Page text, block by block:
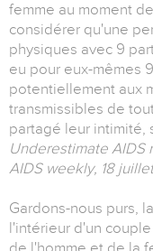
femme au moment
considérer qu'une
physiques avec 9
eu pour eux-mêmes
potentiellement aux
transmissibles de
partagé leur intimité,
Underestimate AIDS
AIDS weekly, 18
Gardons-nous purs,
l'intérieur d'un